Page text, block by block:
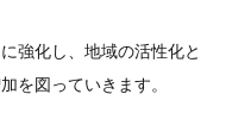
強化し、地域の活性化と
を図っていきます。